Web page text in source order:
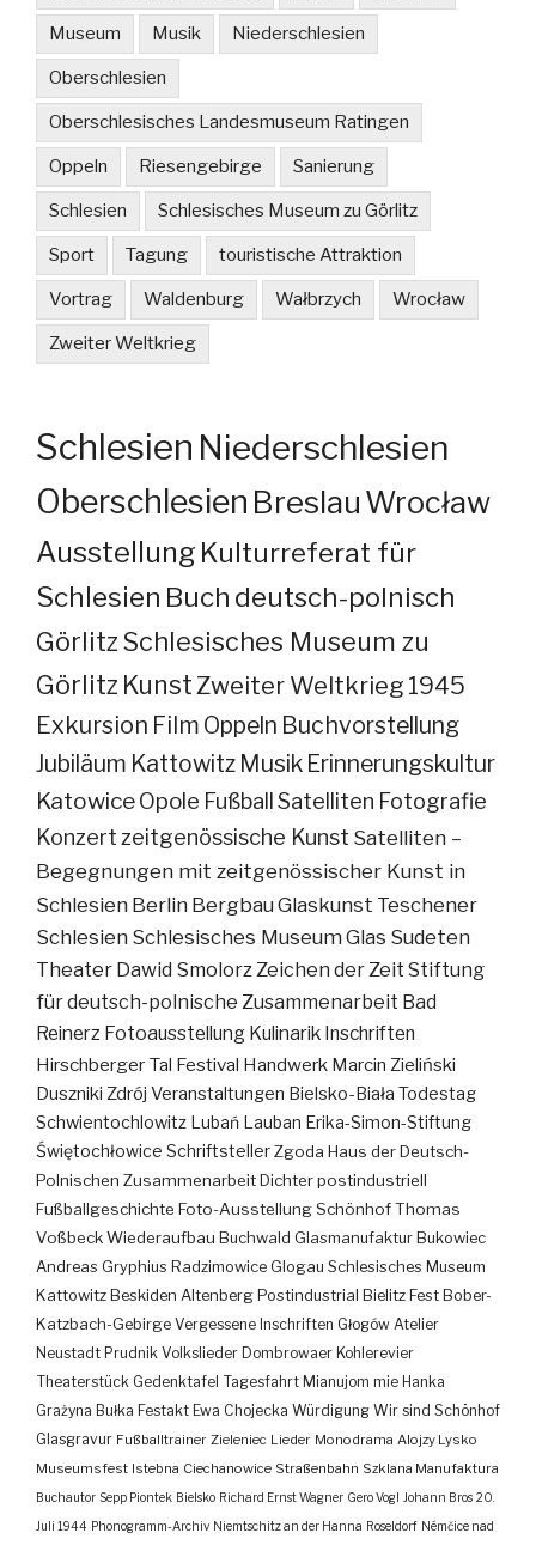
Museum Musik Niederschlesien
Oberschlesien
Oberschlesisches Landesmuseum Ratingen
Oppeln Riesengebirge Sanierung
Schlesien Schlesisches Museum zu Görlitz
Sport Tagung touristische Attraktion
Vortrag Waldenburg Wałbrzych Wrocław
Zweiter Weltkrieg
Schlesien Niederschlesien
Oberschlesien Breslau Wrocław
Ausstellung Kulturreferat für
Schlesien Buch deutsch-polnisch
GörlitzSchlesisches Museum zu
Görlitz KunstZweiter Weltkrieg 1945
Exkursion Film Oppeln Buchvorstellung
Jubiläum Kattowitz Musik Erinnerungskultur
KatowiceOpole FußballSatelliten Fotografie
Konzertzeitgenössische Kunst Satelliten –
Begegnungen mit zeitgenössischer Kunst in
Schlesien Berlin BergbauGlaskunst Teschener
Schlesien Schlesisches MuseumGlas Sudeten
Theater Dawid Smolorz Zeichen der Zeit Stiftung
für deutsch-polnische Zusammenarbeit Bad
Reinerz Fotoausstellung Kulinarik Inschriften
Hirschberger Tal Festival Handwerk Marcin Zieliński
Duszniki Zdrój Veranstaltungen Bielsko-Biała Todestag
Schwientochlowitz
Lubań Lauban Erika-Simon-Stiftung
Świętochłowice SchriftstellerZgoda Haus der Deutsch-
Polnischen ZusammenarbeitDichterpostindustriell
Fußballgeschichte Foto-AusstellungSchönhofThomas
VoßbeckWiederaufbau Buchwald Glasmanufaktur Bukowiec
Andreas Gryphius Radzimowice Glogau Schlesisches Museum
Kattowitz Beskiden Altenberg Postindustrial Bielitz Fest Bober-
Katzbach-Gebirge Vergessene Inschriften Głogów Atelier
Neustadt Prudnik Volkslieder Dombrowaer Kohlerevier
Theaterstück Gedenktafel Tagesfahrt Mianujom mie Hanka
Grażyna Bułka Festakt Ewa Chojecka Würdigung Wir sind Schönhof
Glasgravur Fußballtrainer Zieleniec Lieder Monodrama Alojzy Lysko
Museumsfest Istebna Ciechanowice Straßenbahn Szklana Manufaktura
Buchautor Sepp Piontek Bielsko Richard Ernst Wagner Gero Vogl Johann Bros 20.
Juli 1944 Phonogramm-Archiv Niemtschitz an der Hanna Roseldorf Némčice nad